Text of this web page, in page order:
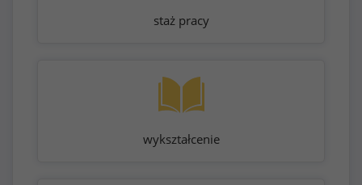
staż pracy
wykształcenie